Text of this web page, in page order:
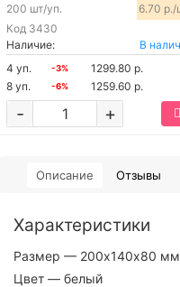
Код 3430
200 шт/уп. 6.70 р./
Наличие:
В
4 уп.
-3%
1299.80 р.
8 уп.
-6% 1259.60 р.
+
-
Описание Отзывы
Характеристики
Размер — 200х140х80 мм
Цвет — белый